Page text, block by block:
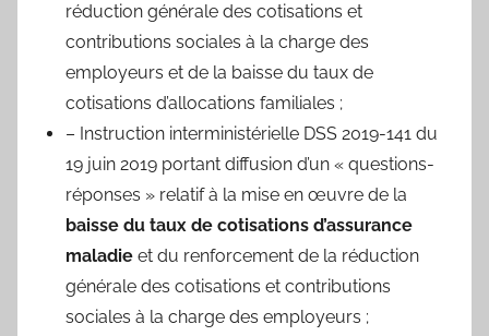
réduction générale des cotisations et
contributions sociales à la charge des
employeurs et de la baisse du taux de
cotisations d’allocations familiales ;
– Instruction interministérielle DSS 2019-141 du
19 juin 2019 portant diffusion d’un « questions-
réponses » relatif à la mise en œuvre de la
baisse du taux de cotisations d’assurance
maladie et du renforcement de la réduction
générale des cotisations et contributions
sociales à la charge des employeurs ;